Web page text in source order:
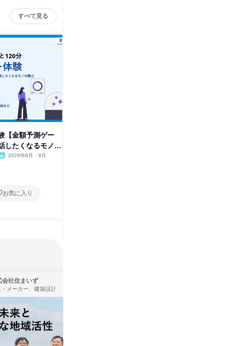
すべて見る
【金額予測ゲー
したくなるモノの
2026年8月・9月
お気に入り
会社住まいず
・メーカー、建築設計